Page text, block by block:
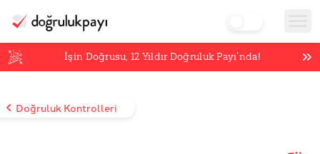
İşin Doğrusu,12 Yıldır Doğruluk Payı’nda!
Doğruluk Kontrolleri